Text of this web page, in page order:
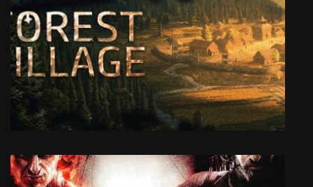
Wolfenstein The New Order